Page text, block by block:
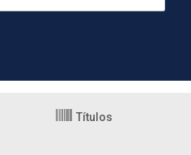
Títulos